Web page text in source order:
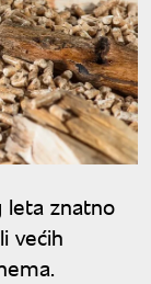
leta znatno
većih